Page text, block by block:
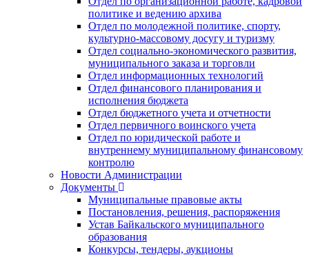
политике и ведению архива
Отдел по молодежной политике, спорту,
культурно-массовому досугу и туризму
Отдел социально-экономического развития,
муниципального заказа и торговли
Отдел информационных технологий
Отдел финансового планирования и
исполнения бюджета
Отдел бюджетного учета и отчетности
Отдел первичного воинского учета
Отдел по юридической работе и
внутреннему муниципальному финансовому
контролю
Новости Администрации
Документы
Муниципальные правовые акты
Постановления, решения, распоряжения
Устав Байкальского муниципального
образования
Конкурсы, тендеры, аукционы